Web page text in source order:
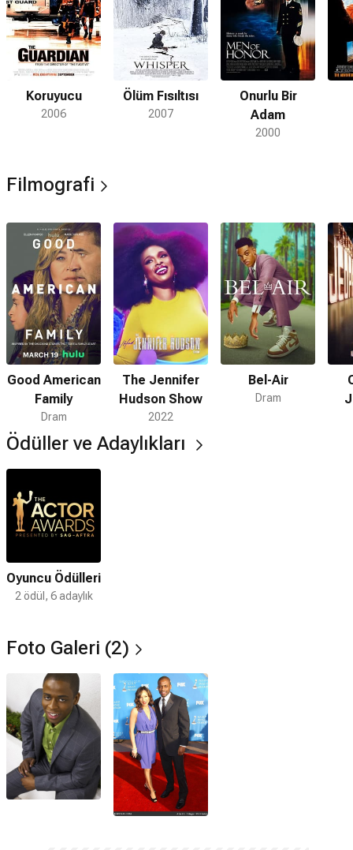
Koruyucu
2006
Ölüm Fısıltısı
2007
Onurlu Bir
Adam
2000
Filmografi
Good American
Family
Dram
The Jennifer
Hudson Show
2022
Bel-Air
Dram
Ödüller ve Adaylıkları
Oyuncu Ödülleri
2 ödül, 6 adaylık
Foto Galeri (2)